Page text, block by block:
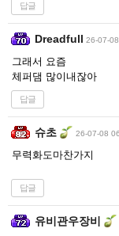
답글
Dreadfull 26-07-
그래서 요즘
체퍼댐 많이내잖아
답글
슈초 26-07-08
무력화도마찬가지
답글
유비관우장비